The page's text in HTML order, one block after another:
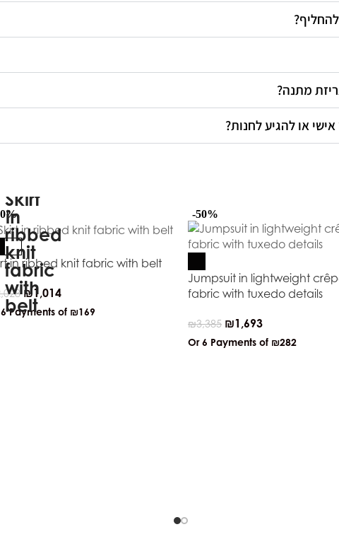
מתנה?
או להגיע לחנות?
in ribbed knit fabric with belt
₪1,014
Payments of ₪169
-50%
Jumpsuit in lightweight
fabric with tuxedo details
₪3,385 ₪1,693
Or 6 Payments of ₪282